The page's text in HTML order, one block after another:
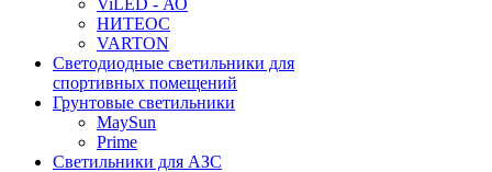
ViLED - АО
НИТЕОС
VARTON
Светодиодные светильники для
спортивных помещений
Грунтовые светильники
MaySun
Prime
Светильники для АЗС